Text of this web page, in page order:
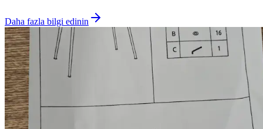
Daha fazla bilgi edinin